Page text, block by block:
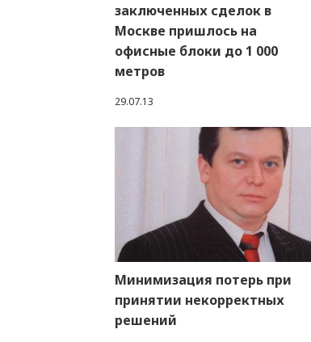
заключенных сделок в
Москве пришлось на
офисные блоки до 1 000
метров
29.07.13
Минимизация потерь при
принятии некорректных
решений